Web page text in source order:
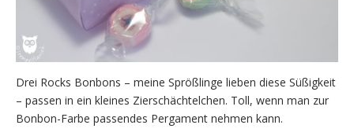
Drei Rocks Bonbons – meine Sprößlinge lieben diese Süßigkeit
– passen in ein kleines Zierschächtelchen. Toll, wenn man zur
Bonbon-Farbe passendes Pergament nehmen kann.